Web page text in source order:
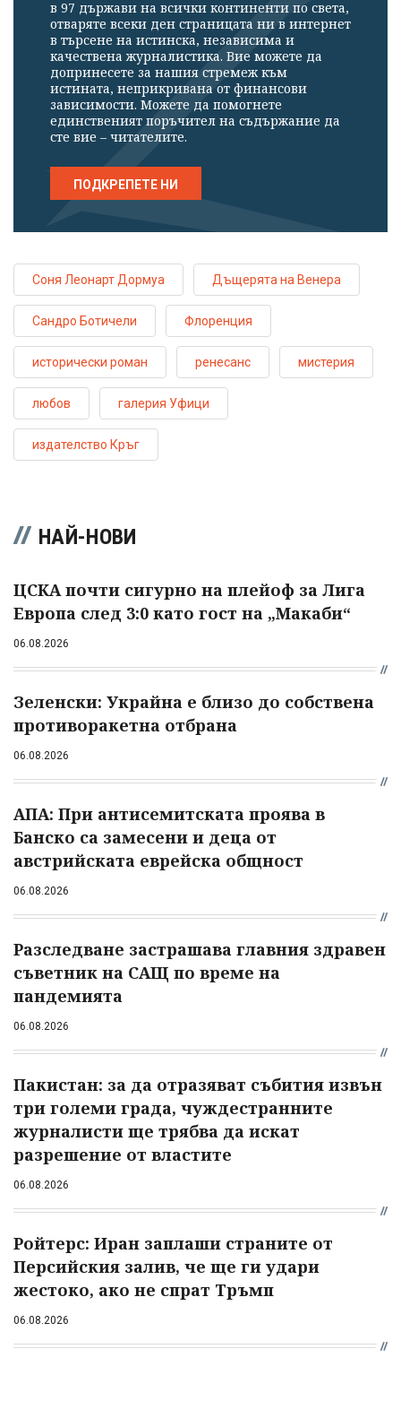
в 97 държави на всички континенти по света,
отваряте всеки ден страницата ни в интернет
в търсене на истинска, независима и
качествена журналистика. Вие можете да
допринесете за нашия стремеж към
истината, неприкривана от финансови
зависимости. Можете да помогнете
единственият поръчител на съдържание да
сте вие – читателите.
ПОДКРЕПЕТЕ НИ
Соня Леонарт Дормуа Дъщерята на Венера
Сандро Ботичели Флоренция
исторически роман ренесанс мистерия
любов галерия Уфици
издателство Кръг
НАЙ-НОВИ
ЦСКА почти сигурно на плейоф за Лига
Европа след 3:0 като гост на „Макаби“
06.08.2026
Зеленски: Украйна е близо до собствена
противоракетна отбрана
06.08.2026
АПА: При антисемитската проява в
Банско са замесени и деца от
австрийската еврейска общност
06.08.2026
Разследване застрашава главния здравен
съветник на САЩ по време на
пандемията
06.08.2026
Пакистан: за да отразяват събития извън
три големи града, чуждестранните
журналисти ще трябва да искат
разрешение от властите
06.08.2026
Ройтерс: Иран заплаши страните от
Персийския залив, че ще ги удари
жестоко, ако не спрат Тръмп
06.08.2026